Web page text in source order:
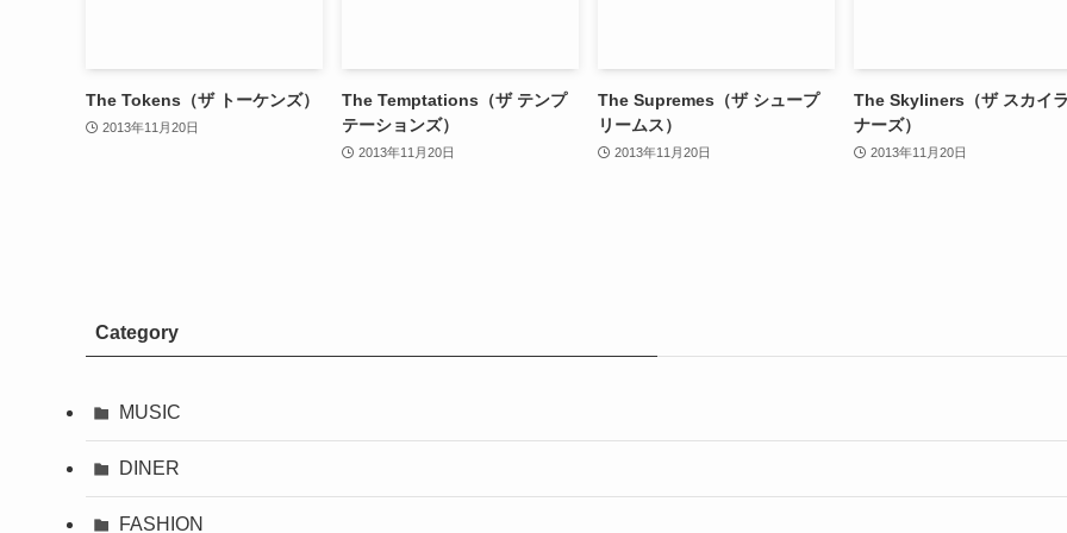
The Tokens（ザ トーケンズ）
2013年11月20日
The Temptations（ザ テンプ
テーションズ）
2013年11月20日
The Supremes（ザ シュープ
リームス）
2013年11月20日
The Skyliners（ザ スカイ
ナーズ）
2013年11月20日
Category
MUSIC
DINER
FASHION